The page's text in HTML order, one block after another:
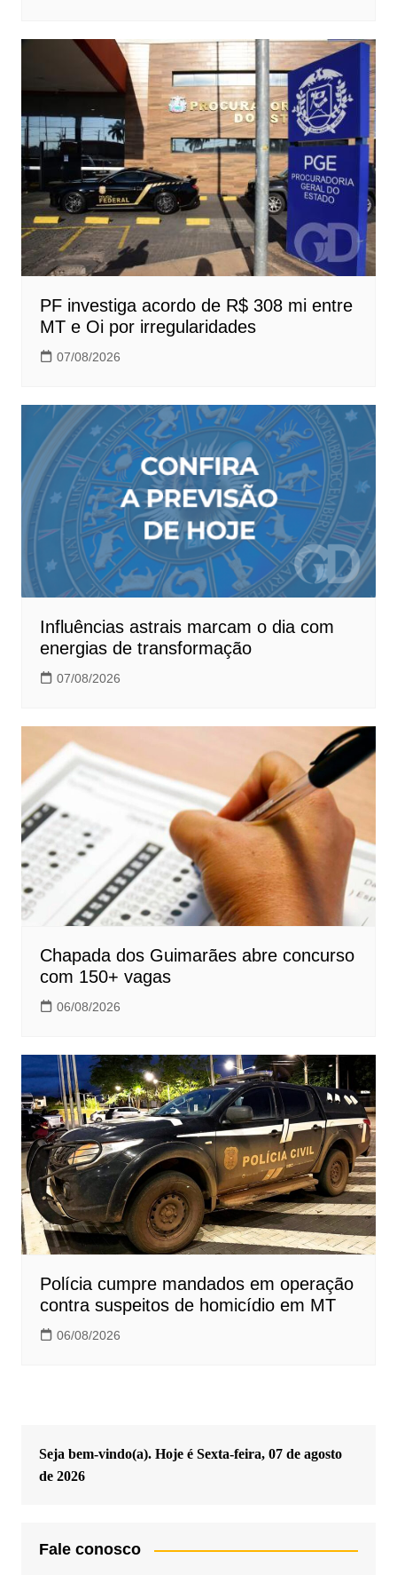
PF investiga acordo de R$ 308 mi entre
MT e Oi por irregularidades
07/08/2026
Influências astrais marcam o dia com
energias de transformação
07/08/2026
Chapada dos Guimarães abre concurso
com 150+ vagas
06/08/2026
Polícia cumpre mandados em operação
contra suspeitos de homicídio em MT
06/08/2026
Seja bem-vindo(a). Hoje é Sexta-feira, 07 de agosto
de 2026
Fale conosco